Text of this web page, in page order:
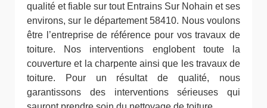
qualité et fiable sur tout Entrains Sur Nohain et ses
environs, sur le département 58410. Nous voulons
être l’entreprise de référence pour vos travaux de
toiture. Nos interventions englobent toute la
couverture et la charpente ainsi que les travaux de
toiture. Pour un résultat de qualité, nous
garantissons des interventions sérieuses qui